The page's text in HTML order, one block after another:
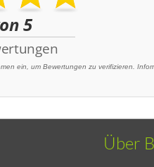
ein, um Bewertungen zu verifizieren.
Über